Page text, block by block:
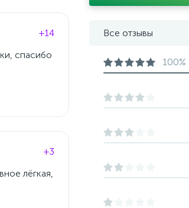
+14
спасибо
+3
лёгкая,
Все отзывы
100%